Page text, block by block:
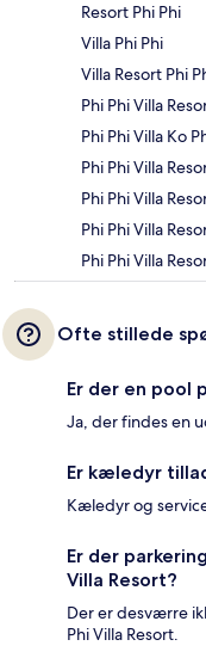
Resort Phi Phi
Villa Phi Phi
Villa Resort Phi
Phi Phi Villa
Phi Phi Villa Ko
Phi Phi Villa
Phi Phi Villa
Phi Phi Villa
Phi Phi Villa
Ofte stillede
Er der en pool
Ja, der findes en
Er kæledyr
Kæledyr og
Er der
Villa Resort?
Der er desværre
Phi Villa Resort.